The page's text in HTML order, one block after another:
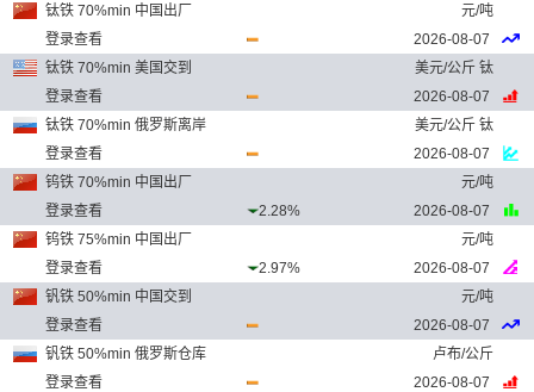
钛铁 70%min 中国出厂
元/吨
登录查看
2026-08-07
钛铁 70%min 美国交到
美元/公斤 钛
登录查看
2026-08-07
钛铁 70%min 俄罗斯离岸
美元/公斤 钛
登录查看
2026-08-07
钨铁 70%min 中国出厂
元/吨
登录查看
2.28%
2026-08-07
钨铁 75%min 中国出厂
元/吨
登录查看
2.97%
2026-08-07
钒铁 50%min 中国交到
元/吨
登录查看
2026-08-07
钒铁 50%min 俄罗斯仓库
卢布/公斤
登录查看
2026-08-07